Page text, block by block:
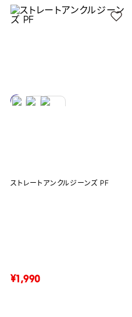
ストレートアンクルジーンズ PF
¥1,990